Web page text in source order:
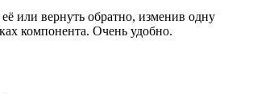
или вернуть обратно, изменив одну
компонента. Очень удобно.